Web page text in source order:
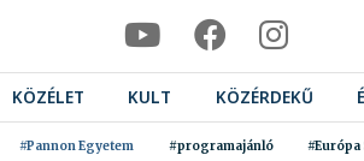
KÖZÉLET KULT KÖZÉRDEKŰ
#Pannon Egyetem #programajánló